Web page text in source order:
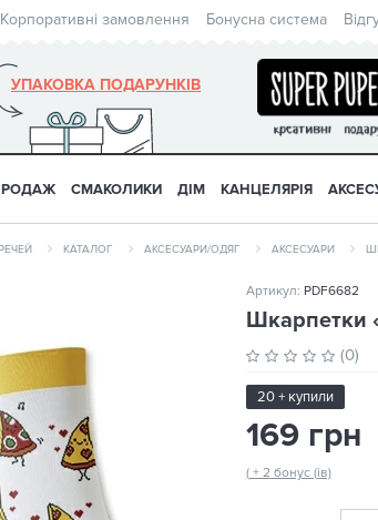
Корпоративні замовлення Бонусна система
УПАКОВКА ПОДАРУНКІВ
СМАКОЛИКИ ДІМ КАНЦЕЛЯРІЯ
КАТАЛОГ АКСЕСУАРИ/ОДЯГ АКСЕСУАРИ
Артикул: PDF6682
Шкарпетки
(0)
20 + купили
169 грн
( + 2 бонус (ів)